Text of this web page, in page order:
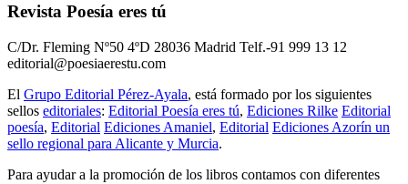
Revista Poesía eres tú
C/Dr. Fleming Nº50 4ºD 28036 Madrid Telf.-91 999 13 12
editorial@poesiaerestu.com
El Grupo Editorial Pérez-Ayala, está formado por los siguientes
sellos editoriales: Editorial Poesía eres tú, Ediciones Rilke Editorial
poesía, Editorial Ediciones Amaniel, Editorial Ediciones Azorín un
sello regional para Alicante y Murcia.
Para ayudar a la promoción de los libros contamos con diferentes